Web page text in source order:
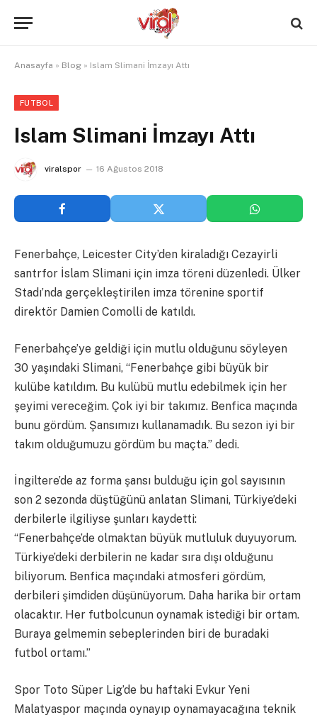
Anasayfa » Blog » Islam Slimani İmzayı Attı
FUTBOL
Islam Slimani İmzayı Attı
viralspor 16 Ağustos 2018
Fenerbahçe, Leicester City’den kiraladığı Cezayirli
santrfor İslam Slimani için imza töreni düzenledi. Ülker
Stadı’nda gerçekleştirilen imza törenine sportif
direktör Damien Comolli de katıldı.
Fenerbahçe’ye geldiği için mutlu olduğunu söyleyen
30 yaşındaki Slimani, “Fenerbahçe gibi büyük bir
kulübe katıldım. Bu kulübü mutlu edebilmek için her
şeyimi vereceğim. Çok iyi bir takımız. Benfica maçında
bunu gördüm. Şansımızı kullanamadık. Bu sezon iyi bir
takım olduğumuzu gördüm bu maçta.” dedi.
İngiltere’de az forma şansı bulduğu için gol sayısının
son 2 sezonda düştüğünü anlatan Slimani, Türkiye’deki
derbilerle ilgiliyse şunları kaydetti:
“Fenerbahçe’de olmaktan büyük mutluluk duyuyorum.
Türkiye’deki derbilerin ne kadar sıra dışı olduğunu
biliyorum. Benfica maçındaki atmosferi gördüm,
derbileri şimdiden düşünüyorum. Daha harika bir ortam
olacaktır. Her futbolcunun oynamak istediği bir ortam.
Buraya gelmemin sebeplerinden biri de buradaki
futbol ortamı.”
Spor Toto Süper Lig’de bu haftaki Evkur Yeni
Malatyaspor maçında oynayıp oynamayacağına teknik